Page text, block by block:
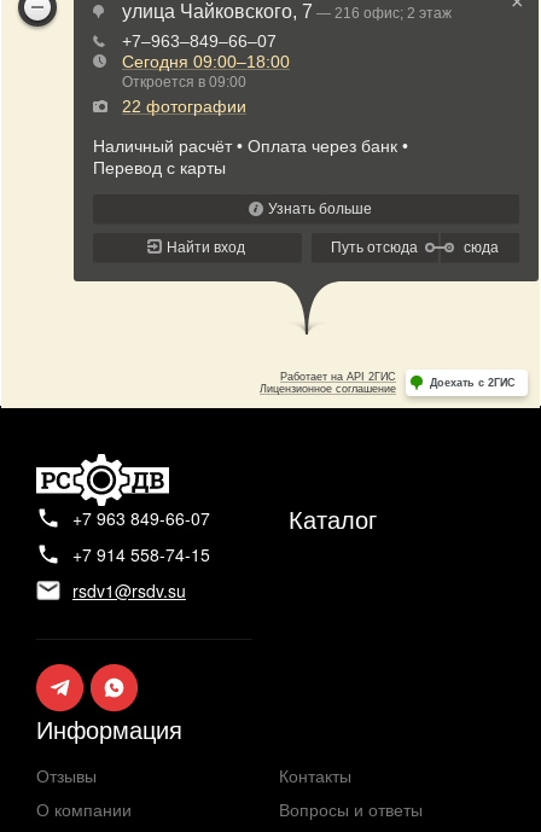
+7 963 849-66-07
+7 914 558-74-15
rsdv1@rsdv.su
Каталог
Информация
Отзывы
О компании
Контакты
Вопросы и ответы